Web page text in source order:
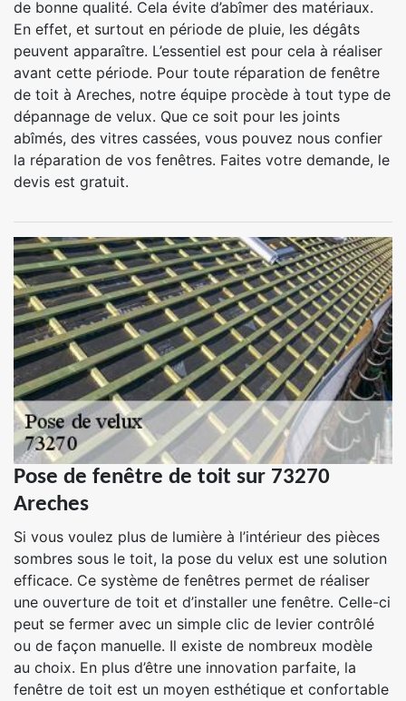
de bonne qualité. Cela évite d’abîmer des matériaux.
En effet, et surtout en période de pluie, les dégâts
peuvent apparaître. L’essentiel est pour cela à réaliser
avant cette période. Pour toute réparation de fenêtre
de toit à Areches, notre équipe procède à tout type de
dépannage de velux. Que ce soit pour les joints
abîmés, des vitres cassées, vous pouvez nous confier
la réparation de vos fenêtres. Faites votre demande, le
devis est gratuit.
Pose de fenêtre de toit sur 73270
Areches
Si vous voulez plus de lumière à l’intérieur des pièces
sombres sous le toit, la pose du velux est une solution
efficace. Ce système de fenêtres permet de réaliser
une ouverture de toit et d’installer une fenêtre. Celle-ci
peut se fermer avec un simple clic de levier contrôlé
ou de façon manuelle. Il existe de nombreux modèle
au choix. En plus d’être une innovation parfaite, la
fenêtre de toit est un moyen esthétique et confortable